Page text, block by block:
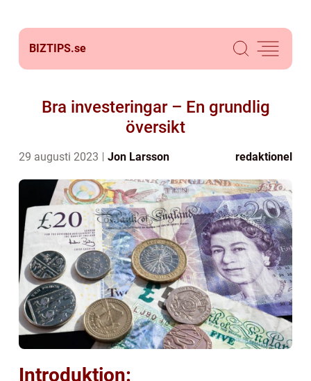
BIZTIPS.se
Bra investeringar – En grundlig
översikt
29 augusti 2023 Jon Larsson redaktionel
Introduktion: